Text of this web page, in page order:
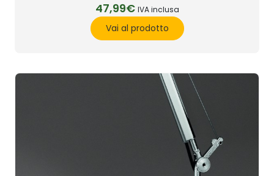
47,99€ IVA inclusa
Vai al prodotto